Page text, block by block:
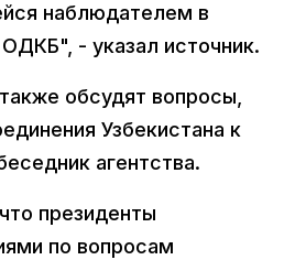
наблюдателем в
- указал источник.
обсудят вопросы,
Узбекистана к
агентства.
президенты
по вопросам